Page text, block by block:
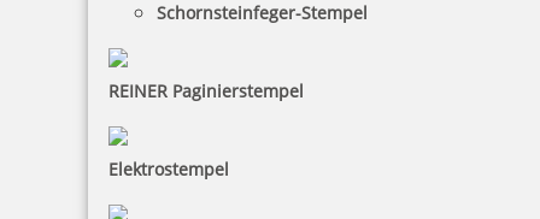
Schornsteinfeger-Stempel
REINER Paginierstempel
Elektrostempel
Colop Classic Line 2800 Arztstempel individ. Text u. Motiv